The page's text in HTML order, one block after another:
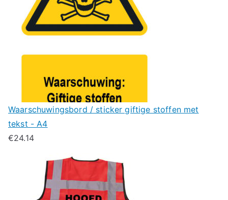
Waarschuwingsbord / sticker giftige stoffen met
tekst - A4
€24.14